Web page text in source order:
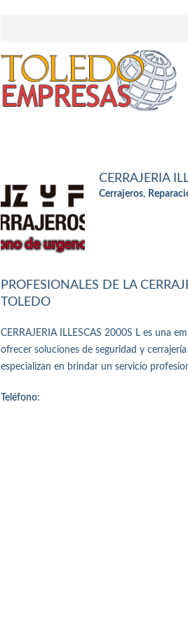
CERRAJERIA
Cerrajeros,
PROFESIONALES DE LA
TOLEDO
CERRAJERIA ILLESCAS 2000S L es una
ofrecer soluciones de seguridad y
especializan en brindar un servicio
Teléfono: